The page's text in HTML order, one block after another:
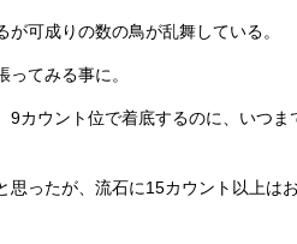
が可成りの数の鳥が乱舞している。
てみる事に。
9カウント位で着底するのに、いつ
思ったが、流石に15カウント以上は